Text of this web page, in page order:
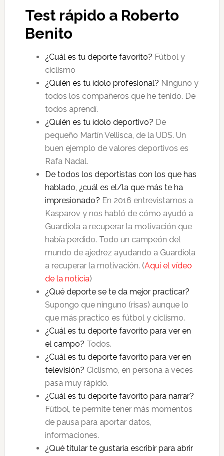
Test rápido a Roberto
Benito
¿Cuál es tu deporte favorito? Fútbol y
ciclismo
¿Quién es tu ídolo profesional? Ninguno y
todos los compañeros que he tenido. De
todos aprendí.
¿Quién es tu ídolo deportivo? De
pequeño Martín Vellisca, de la UDS. Un
buen ejemplo de valores deportivos es
Rafa Nadal.
De todos los deportistas con los que has
hablado, ¿cuál es el/la que más te ha
impresionado? En 2016 entrevistamos a
Kasparov y nos habló de cómo ayudó a
Guardiola a recuperar la motivación que
había perdido. Todo un campeón del
mundo de ajedrez ayudando a Guardiola
a recuperar la motivación. (Aquí el vídeo
de la noticia)
¿Qué deporte se te da mejor practicar?
Supongo que ninguno (risas) aunque lo
que más practico es fútbol y ciclismo.
¿Cuál es tu deporte favorito para ver en
el campo? Todos.
¿Cuál es tu deporte favorito para ver en
televisión? Ciclismo, en persona a veces
pasa muy rápido.
¿Cuál es tu deporte favorito para narrar?
Fútbol, te permite tener más momentos
de pausa para aportar datos,
informaciones.
¿Qué titular te gustaría escribir para abrir